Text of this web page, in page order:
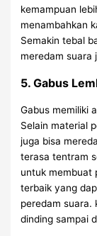
kemampuan
menambahkan
Semakin tebal
meredam suara
5. Gabus
Gabus memiliki
Selain material
juga bisa
terasa tentram
untuk membuat
terbaik yang
peredam suara.
dinding sampai